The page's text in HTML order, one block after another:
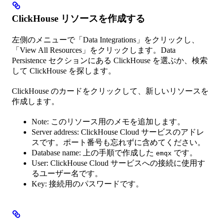
ClickHouse リソースを作成する
左側のメニューで「Data Integrations」をクリックし、
「View All Resources」をクリックします。Data
Persistence セクションにある ClickHouse を選ぶか、検索
して ClickHouse を探します。
ClickHouse のカードをクリックして、新しいリソースを
作成します。
Note: このリソース用のメモを追加します。
Server address: ClickHouse Cloud サービスのアドレ
スです。ポート番号も忘れずに含めてください。
Database name: 上の手順で作成した emqx です。
User: ClickHouse Cloud サービスへの接続に使用す
るユーザー名です。
Key: 接続用のパスワードです。